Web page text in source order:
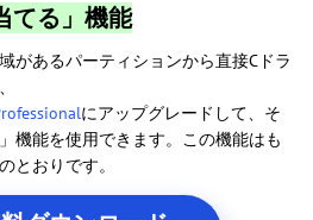
てる」機能
があるパーティションから直接Cドラ
にアップグレードして、そ
機能を使用できます。この機能はも
とおりです。